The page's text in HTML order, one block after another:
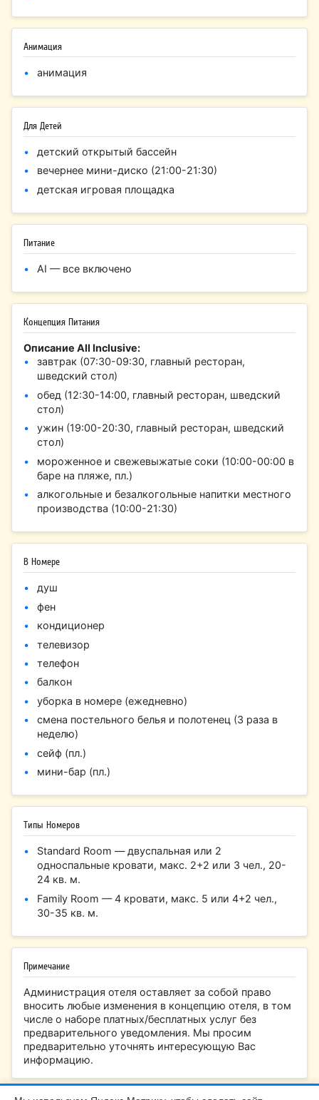
Анимация
анимация
Для Детей
детский открытый бассейн
вечернее мини-диско (21:00-21:30)
детская игровая площадка
Питание
AI — все включено
Концепция Питания
Описание All Inclusive:
завтрак (07:30-09:30, главный ресторан,
шведский стол)
обед (12:30-14:00, главный ресторан, шведский
стол)
ужин (19:00-20:30, главный ресторан, шведский
стол)
мороженное и свежевыжатые соки (10:00-00:00 в
баре на пляже, пл.)
алкогольные и безалкогольные напитки местного
производства (10:00-21:30)
В Номере
душ
фен
кондиционер
телевизор
телефон
балкон
уборка в номере (ежедневно)
смена постельного белья и полотенец (3 раза в
неделю)
сейф (пл.)
мини-бар (пл.)
Типы Номеров
Standard Room — двуспальная или 2
односпальные кровати, макс. 2+2 или 3 чел., 20-
24 кв. м.
Family Room — 4 кровати, макс. 5 или 4+2 чел.,
30-35 кв. м.
Примечание
Администрация отеля оставляет за собой право
вносить любые изменения в концепцию отеля, в том
числе о наборе платных/бесплатных услуг без
предварительного уведомления. Мы просим
предварительно уточнять интересующую Вас
информацию.